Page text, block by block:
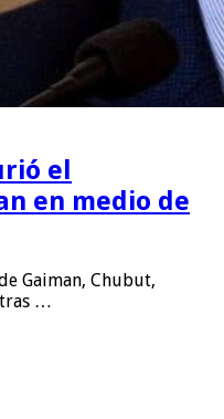
el
en medio de
Gaiman, Chubut,
tras …